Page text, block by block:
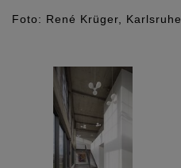
Foto: René Krüger, Karlsruhe